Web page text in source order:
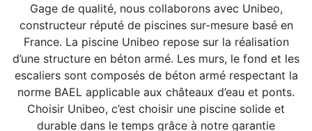
Gage de qualité, nous collaborons avec Unibeo,
constructeur réputé de piscines sur-mesure basé en
France. La piscine Unibeo repose sur la réalisation
d’une structure en béton armé. Les murs, le fond et les
escaliers sont composés de béton armé respectant la
norme BAEL applicable aux châteaux d’eau et ponts.
Choisir Unibeo, c’est choisir une piscine solide et
durable dans le temps grâce à notre garantie